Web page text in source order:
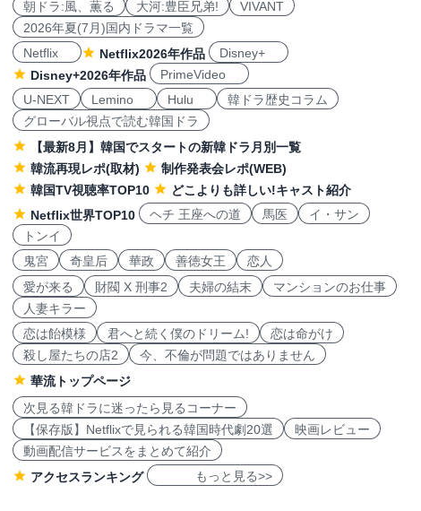
朝ドラ:風、薫る 大河:豊臣兄弟!
VIVANT
2026年夏(7月)国内ドラマ一覧
Netflix
Netflix2026年作品
Disney+
Disney+2026年作品
PrimeVideo
U-NEXT
Lemino Hulu
韓ドラ歴史コラム
グローバル視点で読む韓国ドラ
【最新8月】韓国でスタートの新韓ドラ月別一覧
韓流再現レポ(取材)
制作発表会レポ(WEB)
韓国TV視聴率TOP10
どこよりも詳しい!キャスト紹介
Netflix世界TOP10
ヘチ 王座への道 馬医
イ・サン
トンイ
鬼宮
奇皇后 華政 善徳女王
恋人
愛が来る
財閥 X 刑事2 夫婦の結末
マンションのお仕事
人妻キラー
恋は飴模様
君へと続く僕のドリーム!
恋は命がけ
殺し屋たちの店2
今、不倫が問題ではありません
華流トップページ
次見る韓ドラに迷ったら見るコーナー
【保存版】Netflixで見られる韓国時代劇20選
映画レビュー
動画配信サービスをまとめて紹介
アクセスランキング
もっと見る>>